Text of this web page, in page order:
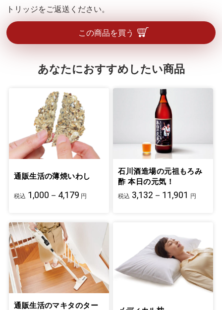
トリッジをご返送ください。
この商品を買う
あなたにおすすめしたい商品
通販生活の薄焼いわし
税込 1,000－4,179 円
石川酒造場の元祖もろみ
酢 本日の元気！
税込 3,132－11,901 円
通販生活のマキタのター